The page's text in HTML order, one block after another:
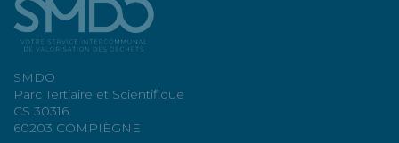
SMDO
Parc Tertiaire et Scientifique
CS 30316
60203 COMPIÈGNE